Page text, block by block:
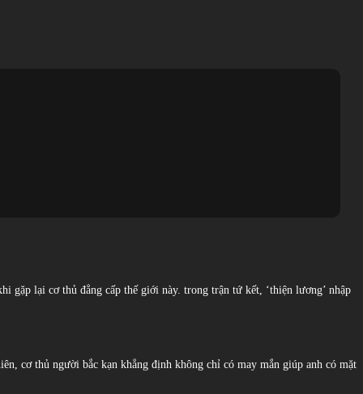
gặp lại cơ thủ đẳng cấp thế giới này. trong trận tứ kết, ‘thiện lương’ nhập
cơ thủ người bắc kạn khẳng định không chỉ có may mắn giúp anh có mặt